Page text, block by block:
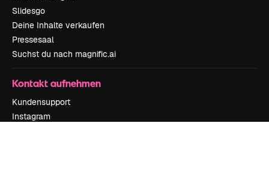
Slidesgo
Deine Inhalte verkaufen
Pressesaal
Suchst du nach magnific.ai
Kontakt aufnehmen
Kundensupport
Instagram